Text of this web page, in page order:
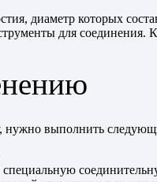
диаметр которых
для соединения.
нужно выполнить